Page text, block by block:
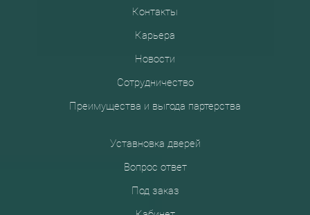
Контакты
Карьера
Новости
Сотрудничество
Преимущества и выгода партерства
Уставновка дверей
Вопрос ответ
Под заказ